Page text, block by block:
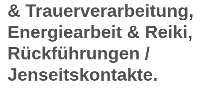
& Trauerverarbeitung,
Energiearbeit & Reiki,
Rückführungen /
Jenseitskontakte.